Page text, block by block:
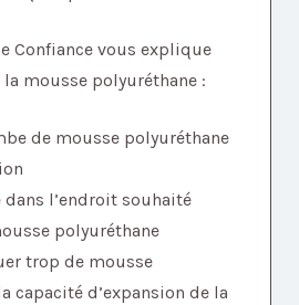
Confiance vous explique
mousse polyuréthane :
de mousse polyuréthane
dans l’endroit souhaité
polyuréthane
trop de mousse
capacité d’expansion de la